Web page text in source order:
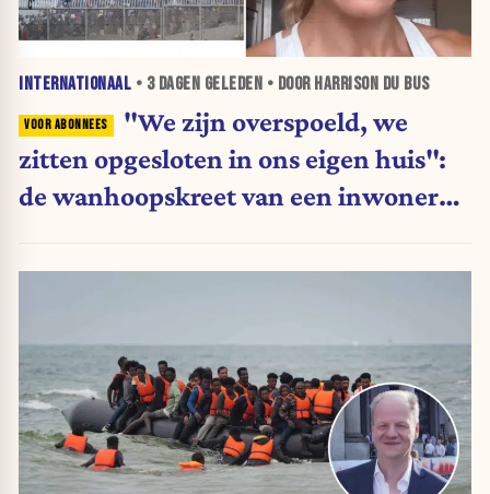
INTERNATIONAAL • 3 DAGEN GELEDEN • DOOR HARRISON DU BUS
"We zijn overspoeld, we
zitten opgesloten in ons eigen huis":
de wanhoopskreet van een inwoner